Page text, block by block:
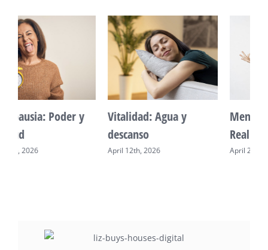
Vitalidad: Agua y
descanso
April 12th, 2026
Mente Plena Poder
Real
April 28th, 2026